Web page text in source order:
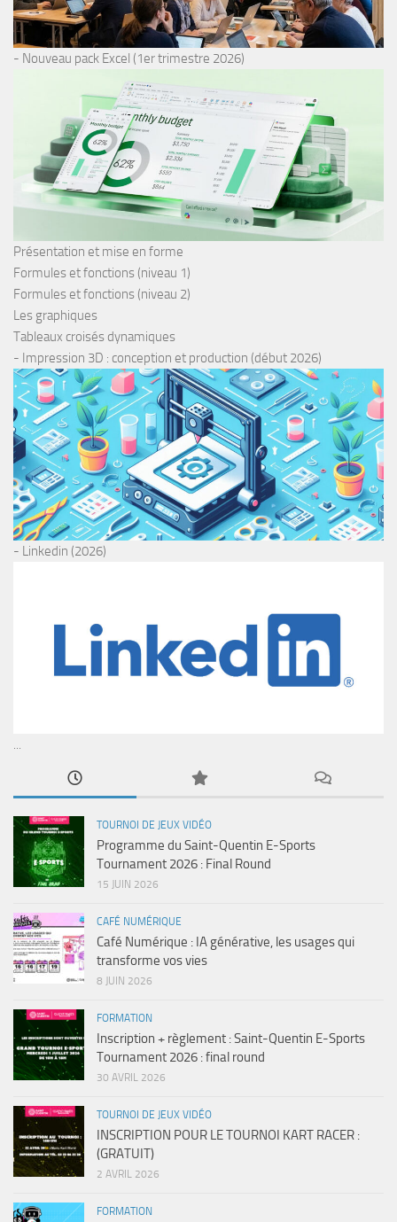
- Nouveau pack Excel (1er trimestre 2026)
Présentation et mise en forme
Formules et fonctions (niveau 1)
Formules et fonctions (niveau 2)
Les graphiques
Tableaux croisés dynamiques
- Impression 3D : conception et production (début 2026)
- Linkedin (2026)
...
TOURNOI DE JEUX VIDÉO
Programme du Saint-Quentin E-Sports
Tournament 2026 : Final Round
15 JUIN 2026
CAFÉ NUMÉRIQUE
Café Numérique : IA générative, les usages qui
transforme vos vies
8 JUIN 2026
FORMATION
Inscription + règlement : Saint-Quentin E-Sports
Tournament 2026 : final round
30 AVRIL 2026
TOURNOI DE JEUX VIDÉO
INSCRIPTION POUR LE TOURNOI KART RACER :
(GRATUIT)
2 AVRIL 2026
FORMATION